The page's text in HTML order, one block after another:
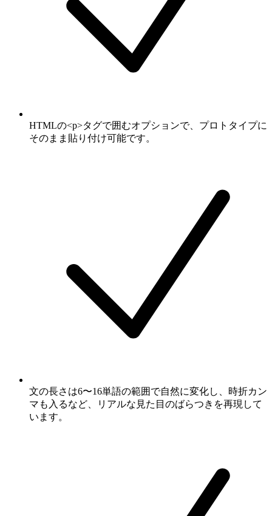
HTMLの<p>タグで囲むオプションで、プロトタイプに
そのまま貼り付け可能です。
文の長さは6〜16単語の範囲で自然に変化し、時折カン
マも入るなど、リアルな見た目のばらつきを再現して
います。